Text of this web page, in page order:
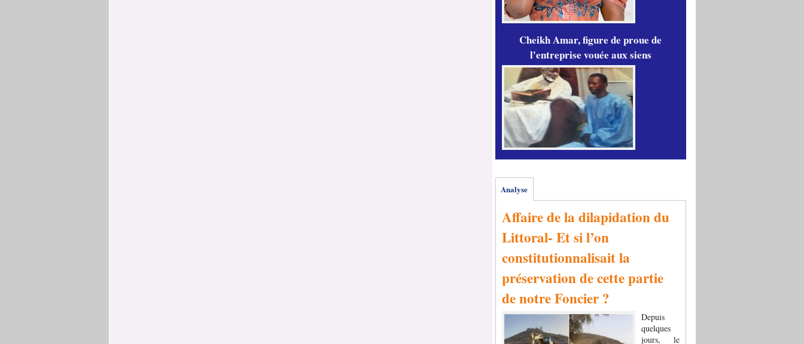
Cheikh Amar, figure de proue de
l'entreprise vouée aux siens
Analyse
Affaire de la dilapidation du
Littoral- Et si l’on
constitutionnalisait la
préservation de cette partie
de notre Foncier ?
Depuis
quelques
jours, le